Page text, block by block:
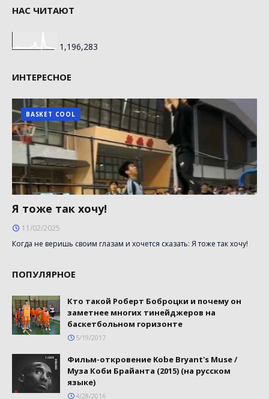
НАС ЧИТАЮТ
1,196,283
ИНТЕРЕСНОЕ
BASKET COOL
Я тоже так хочу!
11/02/2025
Когда не веришь своим глазам и хочется сказать: Я тоже так хочу!
ПОПУЛЯРНОЕ
Кто такой Роберт Боброцки и почему он
заметнее многих тинейджеров на
баскетбольном горизонте
5/19/2017
Фильм-откровение Kobe Bryant's Muse /
Муза Коби Брайанта (2015) (на русском
языке)
4/28/2016